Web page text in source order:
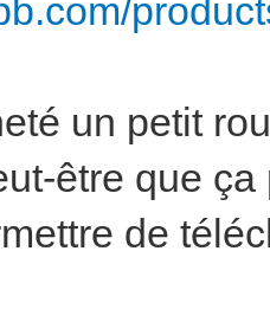
un petit
être que
de